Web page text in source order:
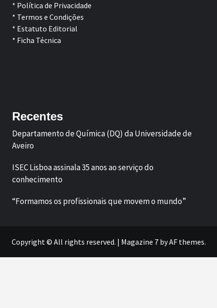
* Política de Privacidade
* Termos e Condições
* Estatuto Editorial
* Ficha Técnica
Recentes
Departamento de Química (DQ) da Universidade de
Aveiro
ISEC Lisboa assinala 35 anos ao serviço do
conhecimento
“Formamos os profissionais que movem o mundo”
Copyright © All rights reserved. | Magazine 7by AF themes.